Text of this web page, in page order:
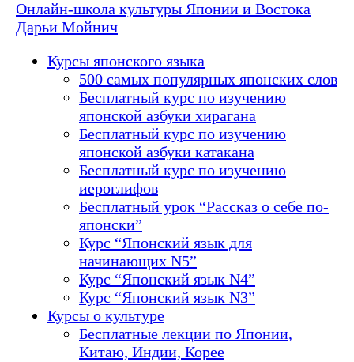
Онлайн-школа культуры Японии и Востока
Дарьи Мойнич
Курсы японского языка
500 самых популярных японских слов
Бесплатный курс по изучению
японской азбуки хирагана
Бесплатный курс по изучению
японской азбуки катакана
Бесплатный курс по изучению
иероглифов
Бесплатный урок “Рассказ о себе по-
японски”
Курс “Японский язык для
начинающих N5”
Курс “Японский язык N4”
Курс “Японский язык N3”
Курсы о культуре
Бесплатные лекции по Японии,
Китаю, Индии, Корее